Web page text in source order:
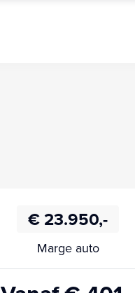
€ 23.950,-
Marge auto